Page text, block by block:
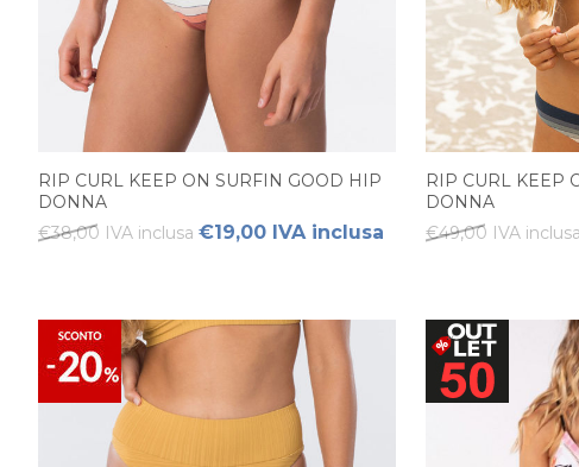
RIP CURL KEEP ON SURFIN GOOD HIP
DONNA
€38,00 IVA inclusa €19,00 IVA inclusa
RIP CURL KEEP
DONNA
€49,00 IVA inclusa